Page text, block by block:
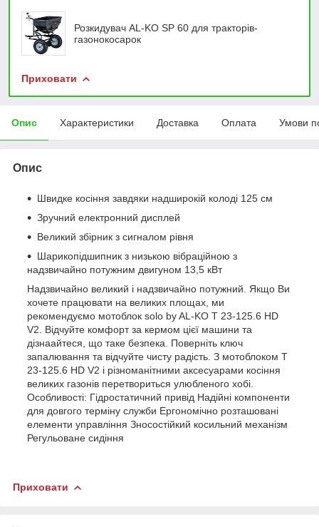
Розкидувач AL-KO SP 60 для тракторів-
газонокосарок
Приховати
Опис Характеристики Доставка Оплата Умови
Опис
Швидке косіння завдяки надширокій колоді 125 см
Зручний електронний дисплей
Великий збірник з сигналом рівня
Шарикопідшипник з низькою вібраційною з
надзвичайно потужним двигуном 13,5 кВт
Надзвичайно великий і надзвичайно потужний. Якщо Ви
хочете працювати на великих площах, ми
рекомендуємо мотоблок solo by AL-KO T 23-125.6 HD
V2. Відчуйте комфорт за кермом цієї машини та
дізнаайтеся, що таке безпека. Поверніть ключ
запалювання та відчуйте чисту радість. З мотоблоком T
23-125.6 HD V2 і різноманітними аксесуарами косіння
великих газонів перетвориться улюбленого хобі.
Особливості: Гідростатичний привід Надійні компоненти
для довгого терміну служби Ергономічно розташовані
елементи управління Зносостійкий косильний механізм
Регульоване сидіння
Приховати